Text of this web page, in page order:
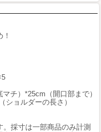
チ）*25cm（開口部まで）
ショルダーの長さ）
採寸は一部商品のみ計測